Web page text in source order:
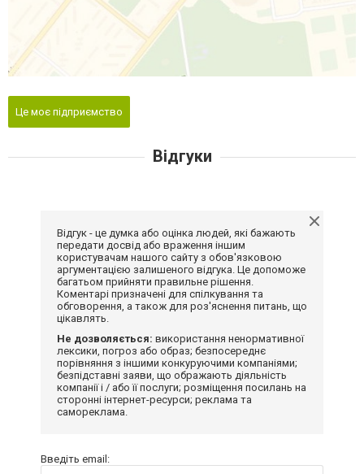
Це моє підприємство
Відгуки
Відгук - це думка або оцінка людей, які бажають
передати досвід або враження іншим
користувачам нашого сайту з обов'язковою
аргументацією залишеного відгука. Це допоможе
багатьом прийняти правильне рішення.
Коментарі призначені для спілкування та
обговорення, а також для роз'яснення питань, що
цікавлять.
Не дозволяється: використання ненормативної
лексики, погроз або образ; безпосереднє
порівняння з іншими конкуруючими компаніями;
безпідставні заяви, що ображають діяльність
компанії і / або її послуги; розміщення посилань на
сторонні інтернет-ресурси; реклама та
самореклама.
Введіть email: